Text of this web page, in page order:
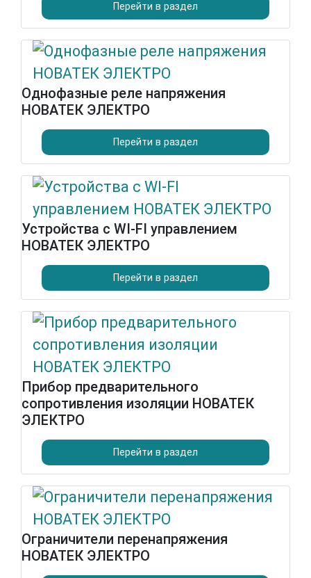
Перейти в раздел
Однофазные реле напряжения
НОВАТЕК ЭЛЕКТРО
Перейти в раздел
Устройства с WI-FI управлением
НОВАТЕК ЭЛЕКТРО
Перейти в раздел
Прибор предварительного
сопротивления изоляции НОВАТЕК
ЭЛЕКТРО
Перейти в раздел
Ограничители перенапряжения
НОВАТЕК ЭЛЕКТРО